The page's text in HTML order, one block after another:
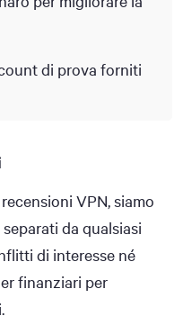
di prova forniti
VPN, siamo
da qualsiasi
di interesse né
finanziari per